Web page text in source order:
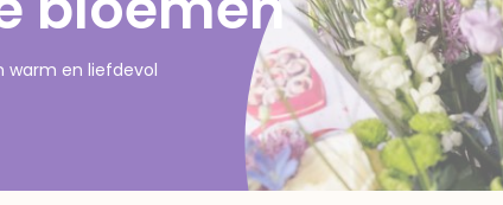
warm en liefdevol